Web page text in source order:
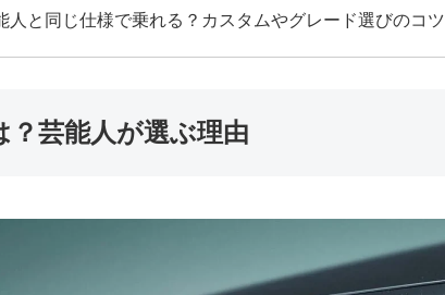
人と同じ仕様で乗れる？カスタムやグレード選びのコツ
？芸能人が選ぶ理由